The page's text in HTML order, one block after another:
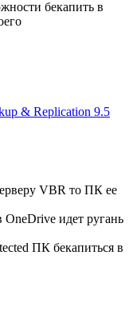
бекапить в
& Replication 9.5
VBR то ПК ее
идет ругань
ПК бекапиться в